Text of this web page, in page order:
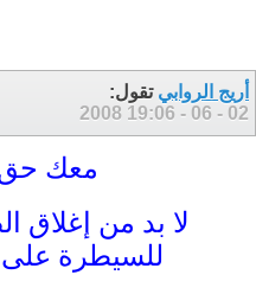
أريج الروابي تقول:
02 - 06 - 2008
19:06
معك
لا بد من إغلاق
للسيطرة